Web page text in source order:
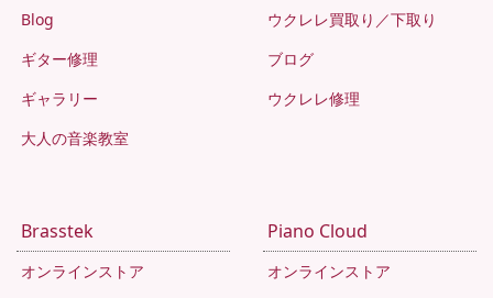
Blog
ギター修理
ギャラリー
大人の音楽教室
ウクレレ買取り／下取り
ブログ
ウクレレ修理
Brasstek
オンラインストア
Piano Cloud
オンラインストア